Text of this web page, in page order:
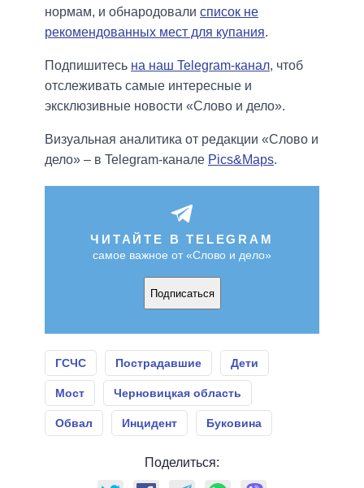
нормам, и обнародовали список не
рекомендованных мест для купания.
Подпишитесь на наш Telegram-канал, чтоб
отслеживать самые интересные и
эксклюзивные новости «Слово и дело».
Визуальная аналитика от редакции «Слово и
дело» – в Telegram-канале Pics&Maps.
ЧИТАЙТЕ В TELEGRAM
самое важное от «Слово и дело»
Подписаться
ГСЧС Пострадавшие Дети
Мост Черновицкая область
Обвал Инцидент Буковина
Поделиться: